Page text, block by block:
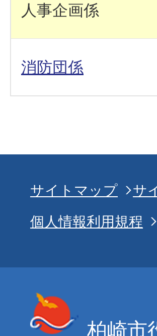
人事企画係
消防団係
サイトマップ
サ
個人情報利用規程
柏崎市